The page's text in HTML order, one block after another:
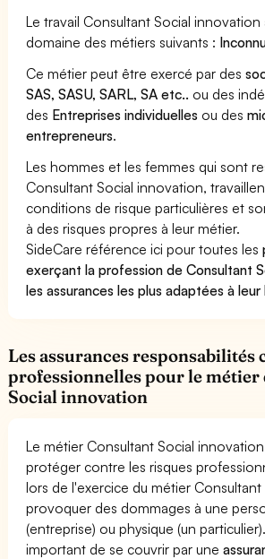
Le travail Consultant Social innovation
domaine des métiers suivants :
Ce métier peut être exercé par des
SAS, SASU, SARL, SA etc.. ou des
des Entreprises individuelles ou des
entrepreneurs.
Les hommes et les femmes qui sont
Consultant Social innovation,
conditions de risque particulières et
à des risques propres à leur métier.
SideCare référence ici pour toutes les
exerçant la profession de Consultant
les assurances les plus adaptées à leur
Les assurances responsabilités
professionnelles pour le métier
Social innovation
Le métier Consultant Social
protéger contre les risques
lors de l'exercice du métier
provoquer des dommages à une
(entreprise) ou physique (un
important de se couvrir par une